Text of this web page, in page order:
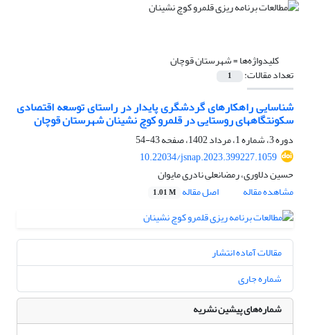
کلیدواژه‌ها =شهرستان قوچان
تعداد مقالات: 1
شناسایی راهکارهای گردشگری پایدار در راستای توسعه اقتصادی
سکونتگاه‎های روستایی در قلمرو کوچ نشینان شهرستان قوچان
دوره 3، شماره 1، مرداد 1402، صفحه
43-54
10.22034/jsnap.2023.399227.1059
حسین دلاوری، رمضانعلی نادری مایوان
مشاهده مقاله
اصل مقاله 1.01 M
مقالات آماده انتشار
شماره جاری
شماره‌های پیشین نشریه